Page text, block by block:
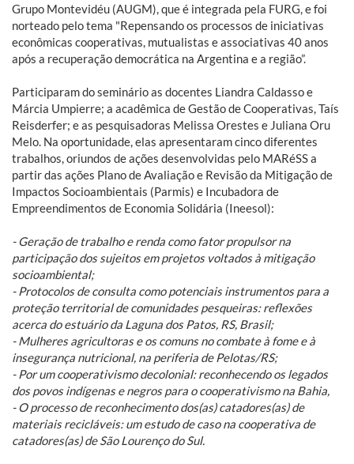
Grupo Montevidéu (AUGM), que é integrada pela FURG, e foi
norteado pelo tema "Repensando os processos de iniciativas
econômicas cooperativas, mutualistas e associativas 40 anos
após a recuperação democrática na Argentina e a região”.
Participaram do seminário as docentes Liandra Caldasso e
Márcia Umpierre; a acadêmica de Gestão de Cooperativas, Taís
Reisderfer; e as pesquisadoras Melissa Orestes e Juliana Oru
Melo. Na oportunidade, elas apresentaram cinco diferentes
trabalhos, oriundos de ações desenvolvidas pelo MARéSS a
partir das ações Plano de Avaliação e Revisão da Mitigação de
Impactos Socioambientais (Parmis) e Incubadora de
Empreendimentos de Economia Solidária (Ineesol):
- Geração de trabalho e renda como fator propulsor na
participação dos sujeitos em projetos voltados à mitigação
socioambiental;
- Protocolos de consulta como potenciais instrumentos para a
proteção territorial de comunidades pesqueiras: reflexões
acerca do estuário da Laguna dos Patos, RS, Brasil;
- Mulheres agricultoras e os comuns no combate à fome e à
insegurança nutricional, na periferia de Pelotas/RS;
- Por um cooperativismo decolonial: reconhecendo os legados
dos povos indígenas e negros para o cooperativismo na Bahia,
- O processo de reconhecimento dos(as) catadores(as) de
materiais recicláveis: um estudo de caso na cooperativa de
catadores(as) de São Lourenço do Sul.